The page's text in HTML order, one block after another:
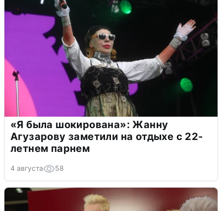
«Я была шокирована»: Жанну
Агузарову заметили на отдыхе с 22-
летнем парнем
4 августа 58